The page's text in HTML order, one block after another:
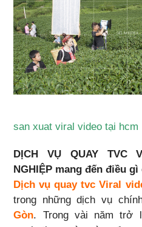
san xuat viral video tại hcm
DỊCH VỤ QUAY TVC
NGHIỆP mang đến điều
Dịch vụ quay tvc Viral
trong những dịch vụ
Gòn. Trong vài năm trở